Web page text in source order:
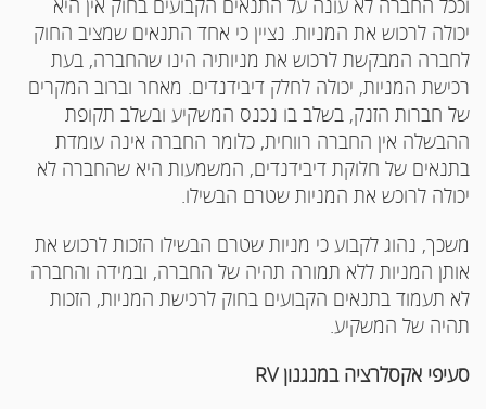
וככל החברה לא עונה על התנאים הקבועים בחוק אין היא
יכולה לרכוש את המניות. נציין כי אחד התנאים שמציב החוק
לחברה המבקשת לרכוש את מניותיה הינו שהחברה, בעת
רכישת המניות, יכולה לחלק דיבידנדים. מאחר וברוב המקרים
של חברות הזנק, בשלב בו נכנס המשקיע ובשלב תקופת
ההבשלה אין החברה רווחית, כלומר החברה אינה עומדת
בתנאים של חלוקת דיבידנדים, המשמעות היא שהחברה לא
יכולה לרוכש את המניות שטרם הבשילו.
משכך, נהוג לקבוע כי מניות שטרם הבשילו הזכות לרכוש את
אותן המניות ללא תמורה תהיה של החברה, ובמידה והחברה
לא תעמוד בתנאים הקבועים בחוק לרכישת המניות, הזכות
תהיה של המשקיע.
סעיפי אקסלרציה במנגנוןRV